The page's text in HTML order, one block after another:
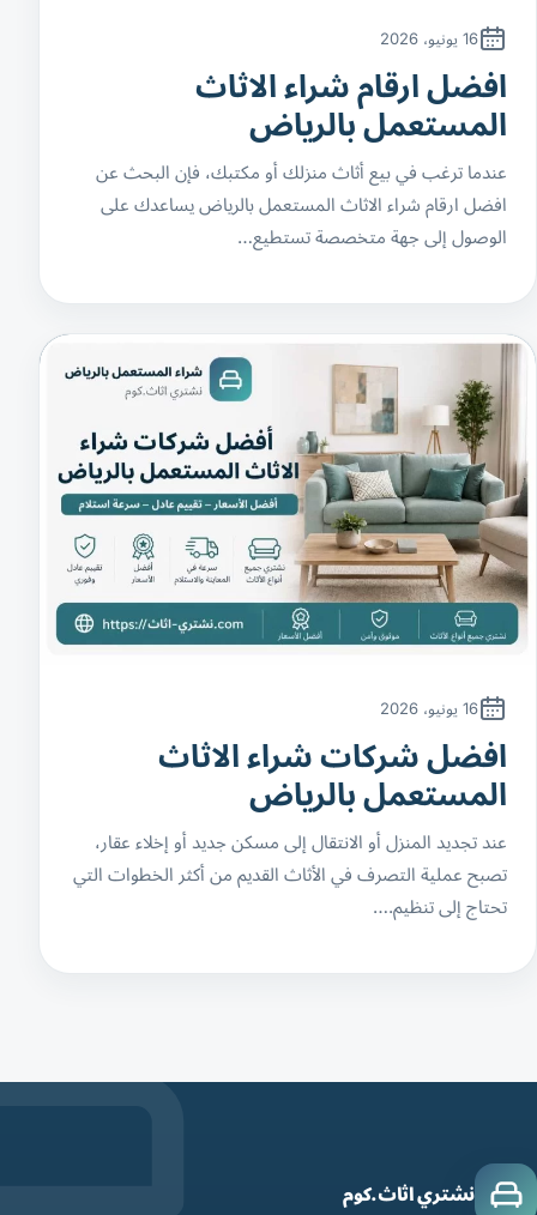
16 يونيو، 2026
افضل ارقام شراء الاثاث
المستعمل بالرياض
عندما ترغب في بيع أثاث منزلك أو مكتبك، فإن البحث عن
افضل ارقام شراء الاثاث المستعمل بالرياض يساعدك على
الوصول إلى جهة متخصصة تستطيع…
16 يونيو، 2026
افضل شركات شراء الاثاث
المستعمل بالرياض
عند تجديد المنزل أو الانتقال إلى مسكن جديد أو إخلاء عقار،
تصبح عملية التصرف في الأثاث القديم من أكثر الخطوات التي
تحتاج إلى تنظيم.…
نشتري اثاث.كوم